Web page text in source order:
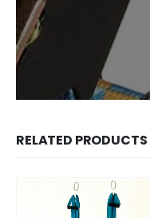
RELATED PRODUCTS